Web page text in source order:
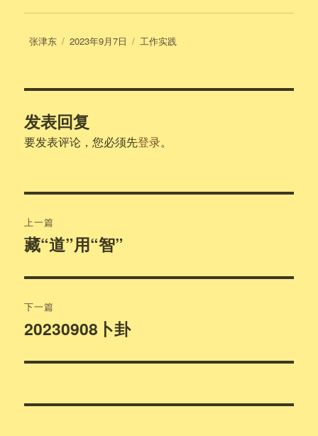
作
张津东
发
2023年9月7日
分
工作实践
发表回复
要发表评论，您必须先登录。
章
航
上一篇
上
文
章：
藏“道”用“智”
下一篇
下
文
20230908卜卦